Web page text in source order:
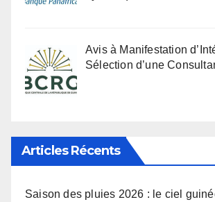
Avis à Manifestation
Sélection d’une
Articles Récents
Saison des pluies 2026 : le ciel